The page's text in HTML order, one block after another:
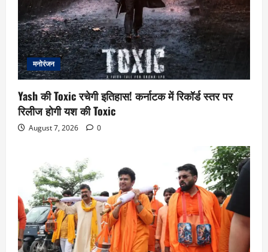
मनोरंजन
Yash की Toxic रचेगी इतिहास! कर्नाटक में रिकॉर्ड स्तर पर
रिलीज होगी यश की Toxic
August 7, 2026 0